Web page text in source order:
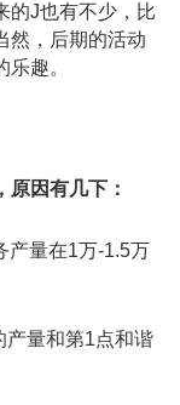
J也有不少，比
然，后期的活动
趣。
因有几下：
量在1万-1.5万
量和第1点和谐